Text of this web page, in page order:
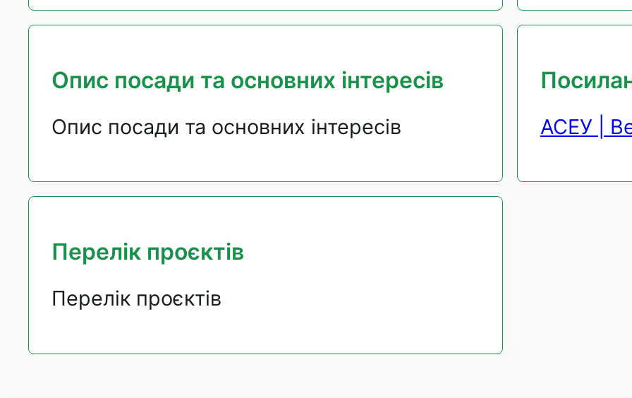
Опис посади та основних інтересів
Опис посади та основних інтересів АСЕУ |
Перелік проєктів
Перелік проєктів